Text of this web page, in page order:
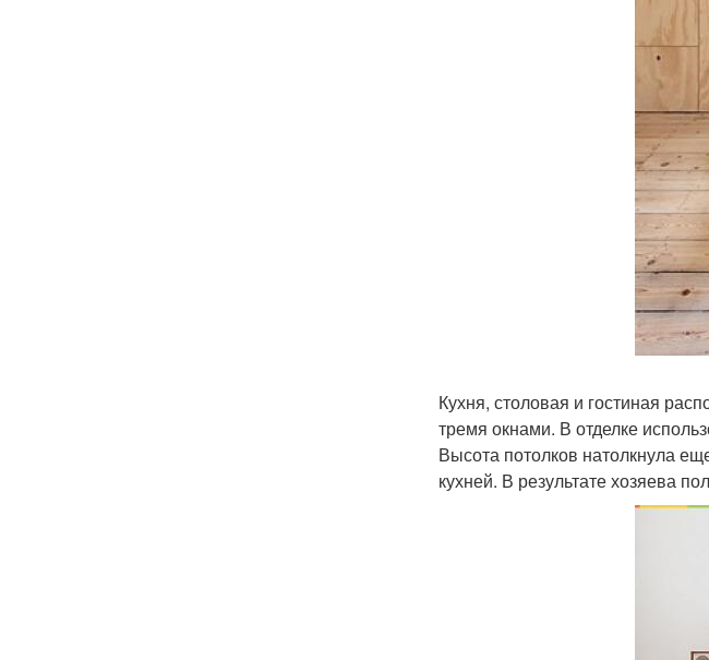
Кухня, столовая и гостиная
тремя окнами. В отделке
Высота потолков натолкнула
кухней. В результате хозяева